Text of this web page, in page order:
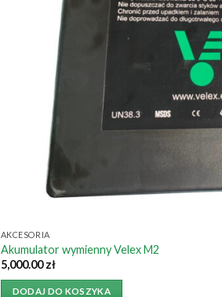
AKCESORIA
Akumulator wymienny Velex M2
5,000.00zł
DODAJ DO KOSZYKA